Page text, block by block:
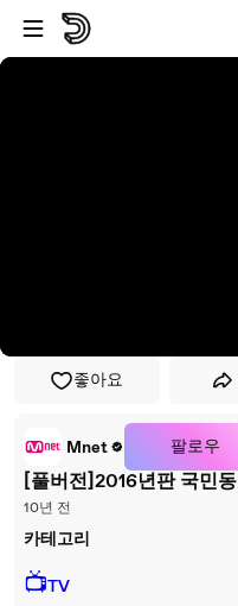
플레이어로 건너뛰기
본문으로 건너뛰기
좋아요
Mnet 팔로우
[풀버전]2016년판 국민
10년 전
카테고리
📺TV